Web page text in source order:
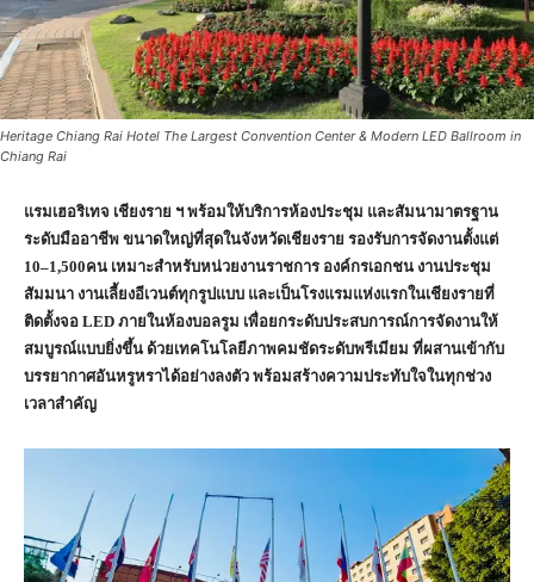
Heritage Chiang Rai Hotel The Largest Convention Center & Modern LED Ballroom in
Chiang Rai
แรมเฮอริเทจ เชียงราย ฯ พร้อมให้บริการห้องประชุม และสัมนามาตรฐาน
ระดับมืออาชีพ ขนาดใหญ่ที่สุดในจังหวัดเชียงราย รองรับการจัดงานตั้งแต่
10–1,500คน เหมาะสำหรับหน่วยงานราชการ องค์กรเอกชน งานประชุม
สัมมนา งานเลี้ยงอีเวนต์ทุกรูปแบบ และเป็นโรงแรมแห่งแรกในเชียงรายที่
ติดตั้งจอ LED ภายในห้องบอลรูม เพื่อยกระดับประสบการณ์การจัดงานให้
สมบูรณ์แบบยิ่งขึ้น ด้วยเทคโนโลยีภาพคมชัดระดับพรีเมียม ที่ผสานเข้ากับ
บรรยากาศอันหรูหราได้อย่างลงตัว พร้อมสร้างความประทับใจในทุกช่วง
เวลาสำคัญ